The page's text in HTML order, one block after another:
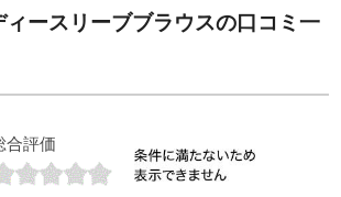
ィースリーブブラウスの口コミ一
合評価